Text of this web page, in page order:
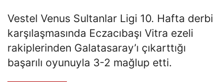
Vestel Venus Sultanlar Ligi 10. Hafta derbi
karşılaşmasında Eczacıbaşı Vitra ezeli
rakiplerinden Galatasaray’ı çıkarttığı
başarılı oyunuyla 3-2 mağlup etti.